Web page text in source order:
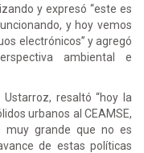
y expresó “este es
y hoy vemos
electrónicos” y agregó
ambiental e
resaltó “hoy la
urbanos al CEAMSE,
muy grande que no es
de estas políticas